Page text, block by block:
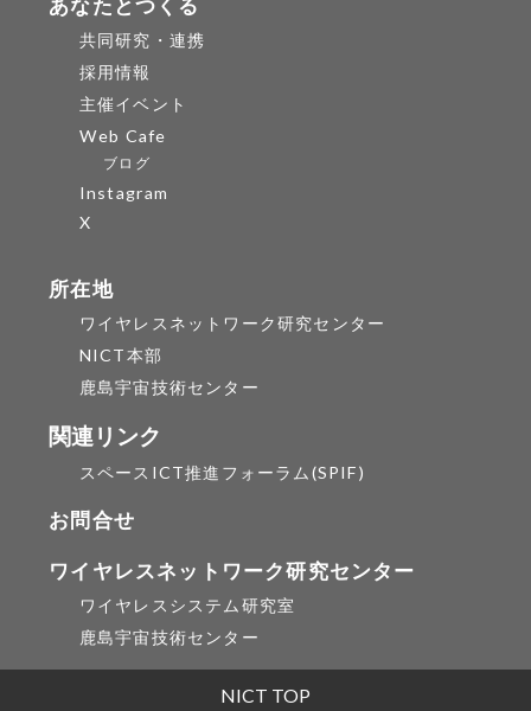
あなたとつくる
共同研究・連携
採用情報
主催イベント
Web Cafe
ブログ
Instagram
X
所在地
ワイヤレスネットワーク研究センター
NICT本部
鹿島宇宙技術センター
関連リンク
スペースICT推進フォーラム(SPIF)
お問合せ
ワイヤレスネットワーク研究センター
ワイヤレスシステム研究室
鹿島宇宙技術センター
NICT TOP